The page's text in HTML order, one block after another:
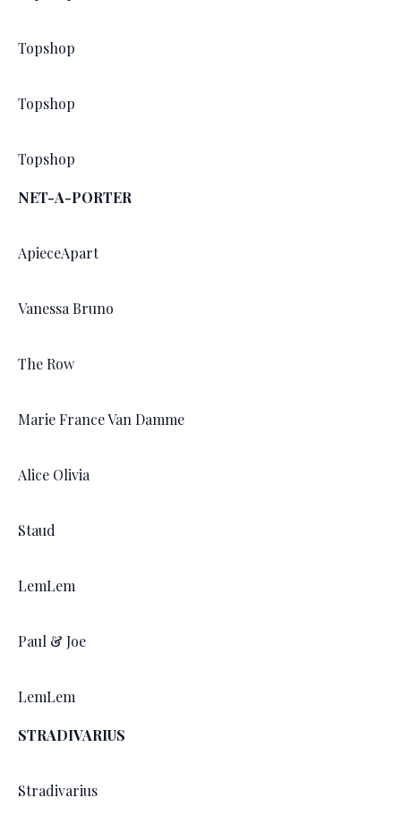
Topshop
Topshop
Topshop
NET-A-PORTER
ApieceApart
Vanessa Bruno
The Row
Marie France Van Damme
Alice Olivia
Staud
LemLem
Paul & Joe
LemLem
STRADIVARIUS
Stradivarius